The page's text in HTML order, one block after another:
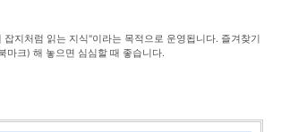
잡지처럼 읽는 지식"이라는 목적으로 운영됩니다. 즐겨찾기
마크) 해 놓으면 심심할 때 좋습니다.